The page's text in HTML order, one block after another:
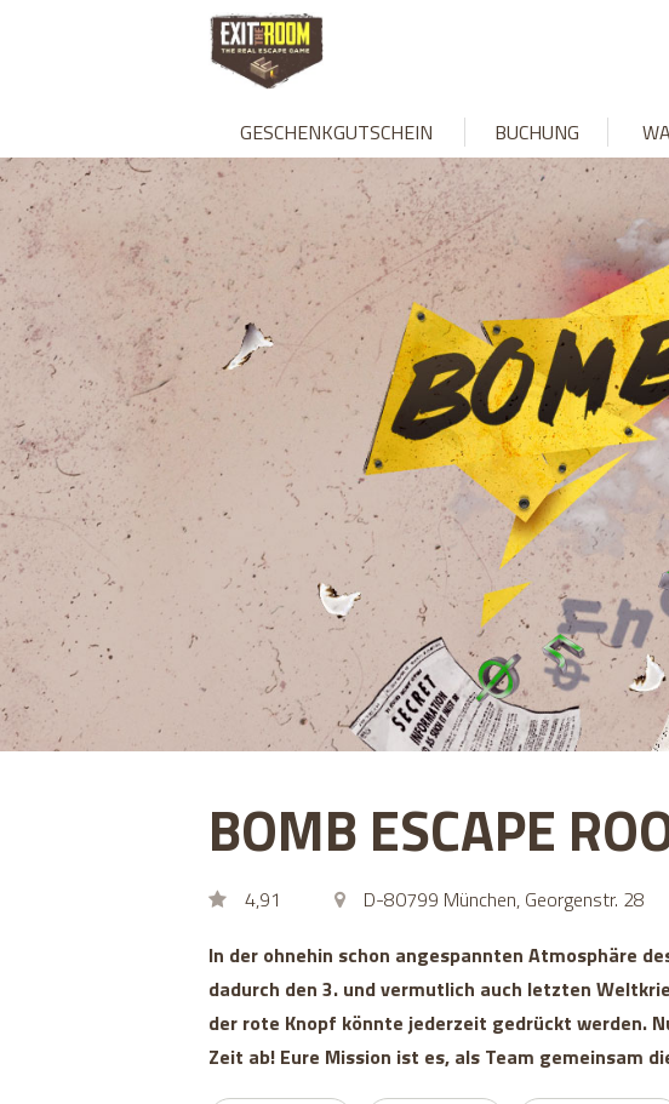
GESCHENKGUTSCHEIN BUCHUNG
BOMB ESCAPE
4,91
D-80799 München, Georgenstr. 28
In der ohnehin schon angespannten Atmosphäre
dadurch den 3. und vermutlich auch letzten
der rote Knopf könnte jederzeit gedrückt werden.
Zeit ab! Eure Mission ist es, als Team gemeinsam